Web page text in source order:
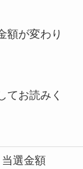
額が変わり
てお読みく
当選金額